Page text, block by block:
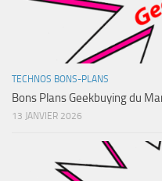
TECHNOS BONS-PLANS
Bons Plans Geekbuying du
13 JANVIER 2026